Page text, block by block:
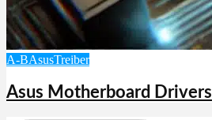
A-BAsusTreiber
Asus Motherboard Drivers